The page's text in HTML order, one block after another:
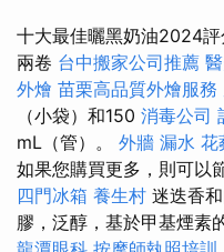
十大最佳曬黑奶油2024
兩卷 台中搬家公司推薦
外燴 苗栗高品質外燴服務
（小袋）和150 消毒公司
mL（管）。 外牆 漏水 花
如果您購買更多，則可以
四門冰箱 養生村 迷迭香
膠，泛醇，基於甲基煙素